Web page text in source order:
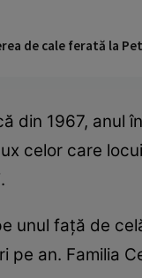
de cale ferată la
din 1967,
celor care
unul față de
an. Familia